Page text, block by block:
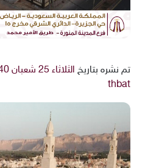
تم نشره بتاريخ الثلاثاء 25 شعبان 1440هـ 30-4-2019م
thbat